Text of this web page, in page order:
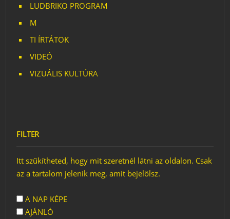
LUDBRIKO PROGRAM
M
TI ÍRTÁTOK
VIDEÓ
VIZUÁLIS KULTÚRA
FILTER
Itt szűkítheted, hogy mit szeretnél látni az oldalon. Csak
az a tartalom jelenik meg, amit bejelölsz.
A NAP KÉPE
AJÁNLÓ